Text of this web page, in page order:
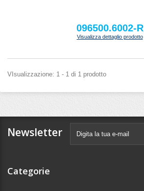
096500.6002-R
Visualizza dettaglio prodotto
VIsualizzazione: 1 - 1 di 1 prodotto
Newsletter
Categorie